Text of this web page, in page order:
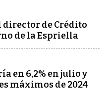
director de Crédito
de la Espriella
en 6,2% en julio y
máximos de 2024